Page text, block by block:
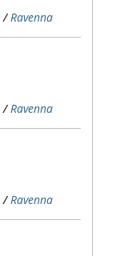
/Ravenna
/Ravenna
/Ravenna